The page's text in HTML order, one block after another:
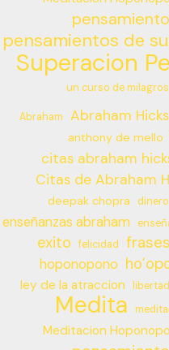
pensamientos de
Superacion
un curso de milagros
Abraham Abraham Hicks
anthony de mello
citas abraham
Citas de Abraham
deepak chopra dinero
enseñanzas abraham
exito felicidad frases
hoponopono
ley de la atraccion
Medita
Meditacion